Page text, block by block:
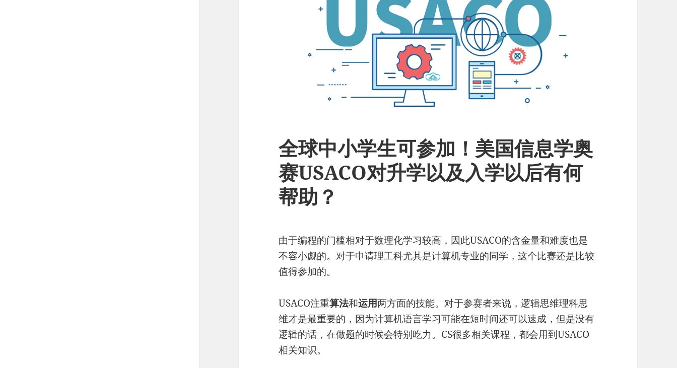
全球中小学生可参加！美国信息学奥
赛USACO对升学以及入学以后有何
帮助？
由于编程的门槛相对于数理化学习较高，因此USACO的含金量和难度也是
不容小觑的。对于申请理工科尤其是计算机专业的同学，这个比赛还是比较
值得参加的。
USACO注重算法和运用两方面的技能。对于参赛者来说，逻辑思维理科思
维才是最重要的，因为计算机语言学习可能在短时间还可以速成，但是没有
逻辑的话，在做题的时候会特别吃力。CS很多相关课程，都会用到USACO
相关知识。